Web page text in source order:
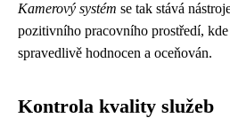
Kamerový systém se tak stává
pozitivního pracovního prostředí,
spravedlivě hodnocen a oceňován.
Kontrola kvality služeb